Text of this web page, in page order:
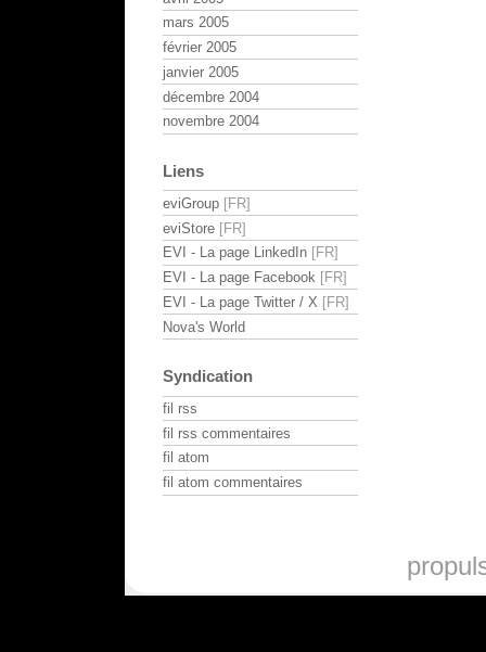
mars 2005
février 2005
janvier 2005
décembre 2004
novembre 2004
Liens
eviGroup
eviStore
EVI - La page LinkedIn
EVI - La page Facebook
EVI - La page Twitter / X
Nova's World
Syndication
fil rss
fil rss commentaires
fil atom
fil atom commentaires